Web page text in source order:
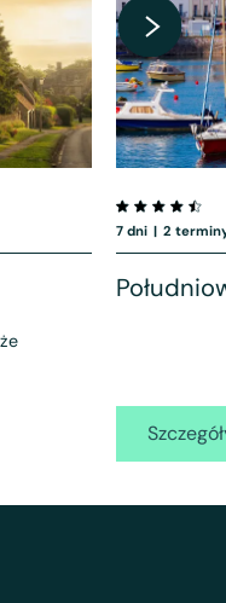
7 dni | 2